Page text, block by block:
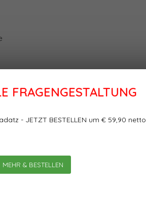
FRAGENGESTALTUNG
- JETZT BESTELLEN um € 59,90 netto
MEHR & BESTELLEN